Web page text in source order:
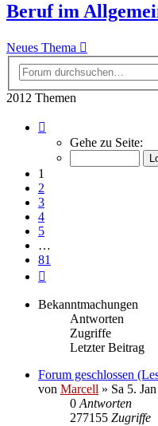
Beruf im
Neues Thema
2012 Themen
von
Gehe zu Seite:
1
2
3
4
5
…
81
Bekanntmachungen
Antworten
Zugriffe
Letzter Beitrag
Forum geschlossen
von Marcell » Sa 5.
0 Antworten
277155 Zugriffe